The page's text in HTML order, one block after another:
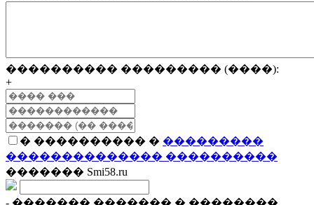
���������� ��������� (����):
+
� ���������� � ���������
�������������� ����������
������� Smi58.ru
- ������� ������� � ��������